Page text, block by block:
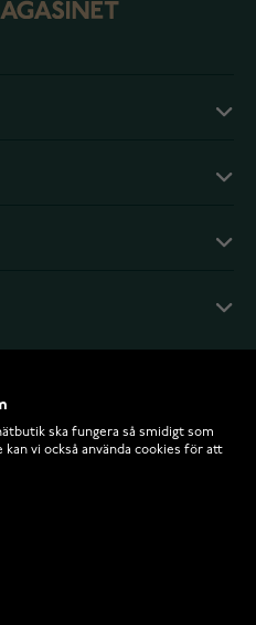
ska fungera så smidigt som
vi också använda cookies för att